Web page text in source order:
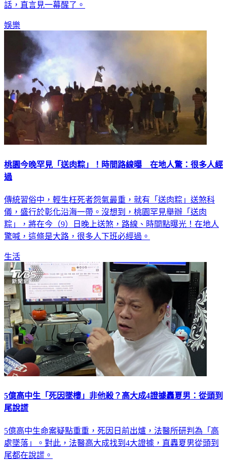
話，直言見一幕醒了。
娛樂
桃園今晚罕見「送肉粽」！時間路線曝 在地人驚：很多人經
過
傳統習俗中，輕生枉死者怨氣最重，就有「送肉粽」送煞科
儀，盛行於彰化沿海一帶。沒想到，桃園罕見舉辦「送肉
粽」，將在今（9）日晚上送煞，路線、時間點曝光！在地人
驚喊，這條是大路，很多人下班必經過。
生活
5億高中生「死因墜樓」非他殺？高大成4證據轟夏男：從頭到
尾說謊
5億高中生命案疑點重重，死因日前出爐，法醫所研判為「高
處墜落」。對此，法醫高大成找到4大證據，直轟夏男從頭到
尾都在說謊。